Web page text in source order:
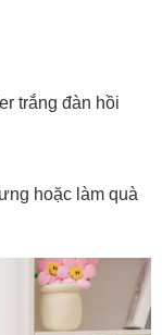
trắng đàn hồi
hoặc làm quà